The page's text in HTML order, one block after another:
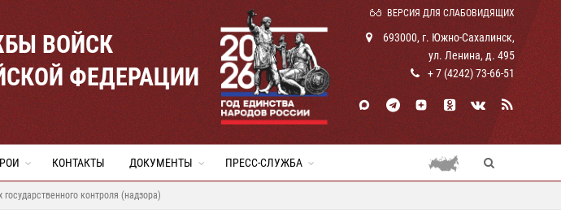
ВЕРСИЯ ДЛЯ СЛАБОВИДЯЩИХ
ВОЙСК
ФЕДЕРАЦИИ
693000, г. Южно-Сахалинск,
ул. Ленина, д. 495
+ 7 (4242) 73-66-51
КОНТАКТЫ ДОКУМЕНТЫ ПРЕСС-СЛУЖБА
контроля (надзора)